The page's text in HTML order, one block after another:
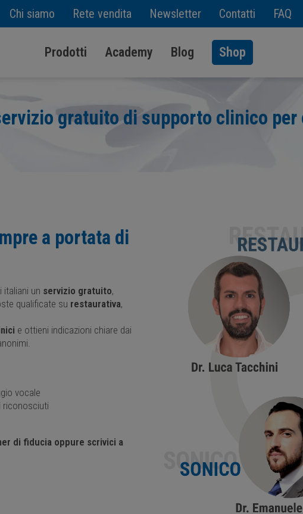
Chi siamo Rete vendita Newsletter Contatti FAQ
Prodotti Academy Blog Shop
gratuito di supporto clinico
a portata di
un servizio gratuito,
qualificate su restaurativa,
e ottieni indicazioni chiare dai
vocale
riconosciuti
di fiducia oppure scrivici a